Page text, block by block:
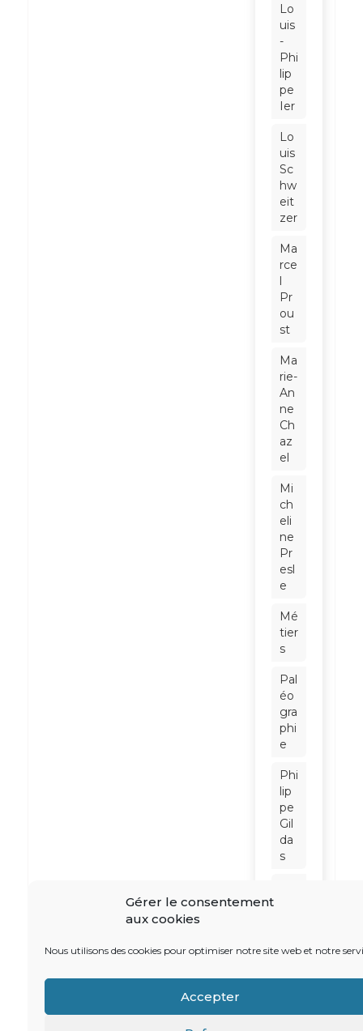
Gérer le consentement
aux cookies
Nous utilisons des cookies pour optimiser notre site web et notre
Accepter
Lo
uis
-
Phi
lip
pe
Ier
Lo
uis
Sc
hw
eit
zer
Ma
rce
l
Pr
ou
st
Ma
rie-
An
ne
Ch
az
el
Mi
ch
eli
ne
Pr
esl
e
Mé
tier
s
Pal
éo
gra
phi
e
Phi
lip
pe
Gil
da
s
iret
Ra
on